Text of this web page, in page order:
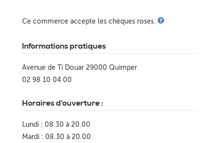
Ce commerce accepte les chèques roses.
Informations pratiques
Avenue de Ti Douar 29000 Quimper
02 98 10 04 00
Horaires d'ouverture :
Lundi : 08.30 à 20.00
Mardi : 08.30 à 20.00